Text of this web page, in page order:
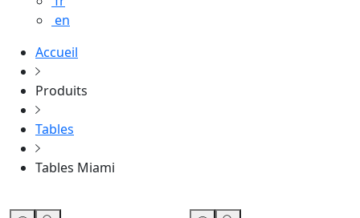
en
Accueil
Produits
Tables
Tables Miami